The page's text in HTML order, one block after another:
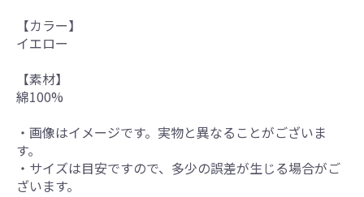
【カラー】
イエロー
【素材】
綿100%
・画像はイメージです。実物と異なることがございま
す。
・サイズは目安ですので、多少の誤差が生じる場合がご
ざいます。